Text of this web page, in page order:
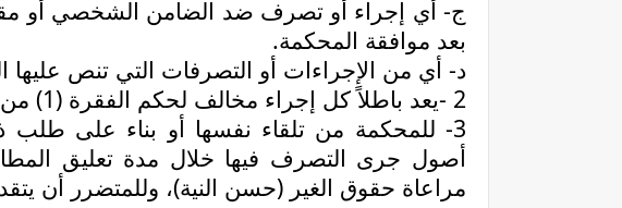
ج- أي إجراء أو تصرف ضد الضامن الشخصي أو
بعد موافقة المحكمة.
د- أي من الإجراءات أو التصرفات التي تنص عليها
2
-يعد باطلاً كل إجراء مخالف لحكم الفقرة (1) من هذه المادة
3- للمحكمة من تلقاء نفسها أو بناء على
أصول جرى التصرف فيها خلال مدة تعليق
مراعاة حقوق الغير (حسن النية)، وللمتضرر أن